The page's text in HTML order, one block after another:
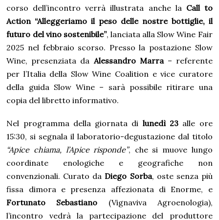
corso dell’incontro verrà illustrata anche la Call to
Action “Alleggeriamo il peso delle nostre bottiglie, il
futuro del vino sostenibile”, lanciata alla Slow Wine Fair
2025 nel febbraio scorso. Presso la postazione Slow
Wine, presenziata da Alessandro Marra– referente
per l’Italia della Slow Wine Coalition e vice curatore
della guida Slow Wine – sarà possibile ritirare una
copia del libretto informativo.
Nel programma della giornata di lunedì 23 alle ore
15:30, si segnala il laboratorio-degustazione dal titolo
“Apice chiama, l’Apice risponde”, che si muove lungo
coordinate enologiche e geografiche non
convenzionali. Curato da Diego Sorba, oste senza più
fissa dimora e presenza affezionata di Enorme, e
Fortunato Sebastiano (Vignaviva Agroenologia),
l’incontro vedrà la partecipazione del produttore